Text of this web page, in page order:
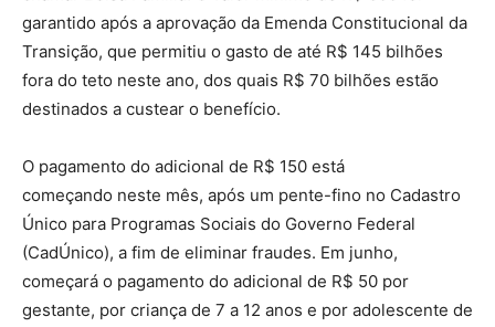
garantido após a aprovação da Emenda Constitucional da
Transição, que permitiu o gasto de até R$ 145 bilhões
fora do teto neste ano, dos quais R$ 70 bilhões estão
destinados a custear o benefício.
O pagamento do adicional de R$ 150 está
começando neste mês, após um pente-fino no Cadastro
Único para Programas Sociais do Governo Federal
(CadÚnico), a fim de eliminar fraudes. Em junho,
começará o pagamento do adicional de R$ 50 por
gestante, por criança de 7 a 12 anos e por adolescente de